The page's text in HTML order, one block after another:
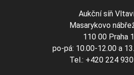
Aukční síň
Masarykovo
110 00 Praha 1
po-pá: 10.00-12.00 a
Tel.: +420 224